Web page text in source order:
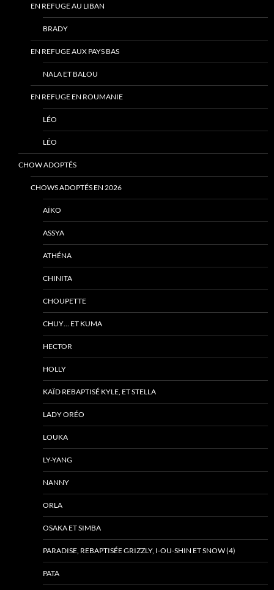
EN REFUGE AU LIBAN
BRADY
EN REFUGE AUX PAYS BAS
NALA ET BALOU
EN REFUGE EN ROUMANIE
LÉO
LÉO
CHOW ADOPTÉS
CHOWS ADOPTÉS EN 2026
AÏKO
ASSYA
ATHÉNA
CHINITA
CHOUPETTE
CHUY… ET KUMA
HECTOR
HOLLY
KAÏD REBAPTISÉ KYLE, ET STELLA
LADY ORÉO
LOUKA
LY-YANG
NANNY
ORLA
OSAKA ET SIMBA
PARADISE, REBAPTISÉE GRIZZLY, I-OU-SHIN ET SNOW (4)
PATA